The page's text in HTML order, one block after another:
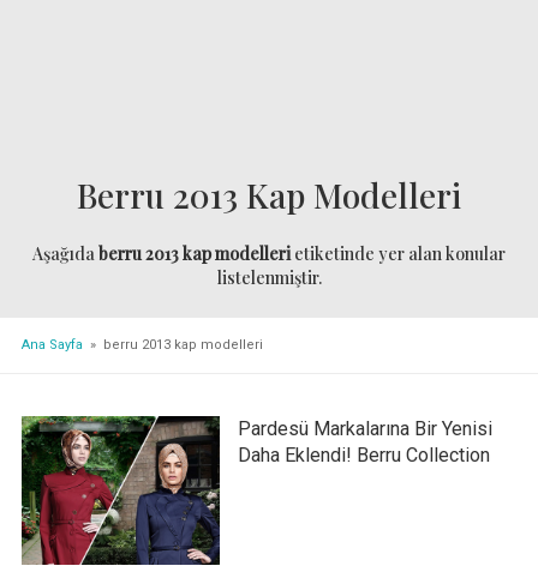
Berru 2013 Kap Modelleri
Aşağıdaberru 2013 kap modellerietiketinde yer alan konular
listelenmiştir.
Ana Sayfa » berru 2013 kap modelleri
Pardesü Markalarına Bir Yenisi
Daha Eklendi! Berru Collection